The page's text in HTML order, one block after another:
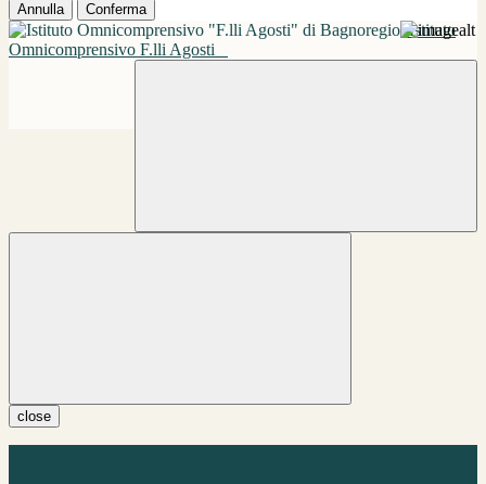
Annulla Conferma
Istituto
Omnicomprensivo F.lli Agosti
close